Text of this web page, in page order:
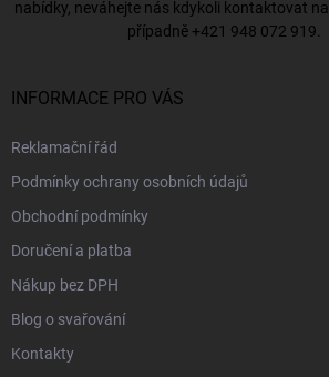
nabídky, neváhejte nás kdykoli kontaktovat na
případně +421 948 072 919
INFORMACE PRO VÁS
Reklamační řád
Podmínky ochrany osobních údajů
Obchodní podmínky
Doručení a platba
Nákup bez DPH
Blog o svařování
Kontakty